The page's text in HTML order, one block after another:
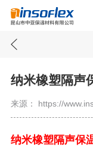
纳米橡塑隔声
来源： https://
纳米橡塑隔声保